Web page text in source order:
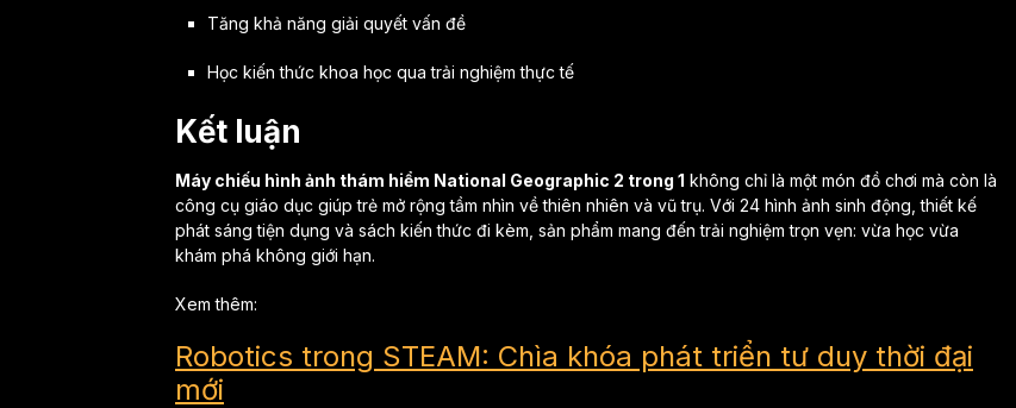
Tăng khả năng giải quyết vấn đề
Học kiến thức khoa học qua trải nghiệm thực tế
Kết luận
Máy chiếu hình ảnh thám hiểm National Geographic 2 trong 1 không chỉ là một món đồ chơi mà còn là
công cụ giáo dục giúp trẻ mở rộng tầm nhìn về thiên nhiên và vũ trụ. Với 24 hình ảnh sinh động, thiết kế
phát sáng tiện dụng và sách kiến thức đi kèm, sản phẩm mang đến trải nghiệm trọn vẹn: vừa học vừa
khám phá không giới hạn.
Xem thêm:
Robotics trong STEAM: Chìa khóa phát triển tư duy thời đại
mới